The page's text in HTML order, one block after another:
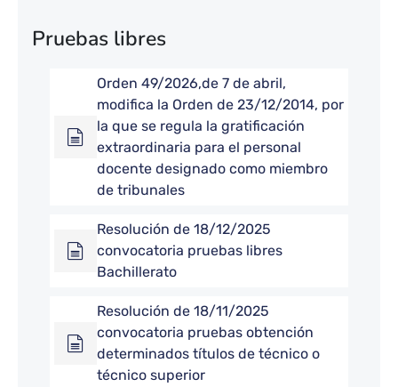
Pruebas libres
Orden 49/2026,de 7 de abril,
modifica la Orden de 23/12/2014, por
la que se regula la gratificación
extraordinaria para el personal
docente designado como miembro
de tribunales
Resolución de 18/12/2025
convocatoria pruebas libres
Bachillerato
Resolución de 18/11/2025
convocatoria pruebas obtención
determinados títulos de técnico o
técnico superior